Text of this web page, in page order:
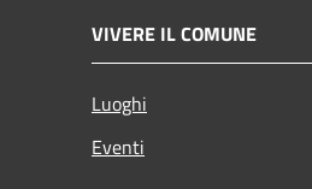
VIVERE IL COMUNE
Luoghi
Eventi